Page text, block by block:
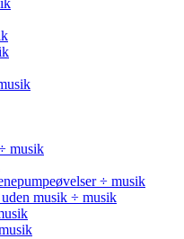
musik
÷ musik
musik ÷ musik